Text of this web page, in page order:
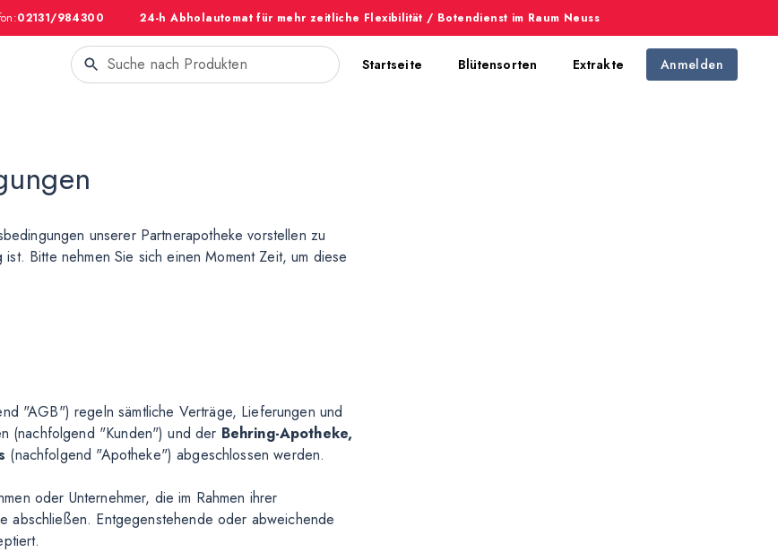
02131/984300 24-h Abholautomat für mehr zeitliche Flexibilität / Botendienst im Raum Neuss
Startseite Blütensorten Extrakte Anmelden
unserer Partnerapotheke vorstellen zu
Bitte nehmen Sie sich einen Moment Zeit, um diese
"AGB") regeln sämtliche Verträge, Lieferungen und
(nachfolgend "Kunden") und der Behring-Apotheke,
(nachfolgend "Apotheke") abgeschlossen werden.
oder Unternehmer, die im Rahmen ihrer
abschließen. Entgegenstehende oder abweichende